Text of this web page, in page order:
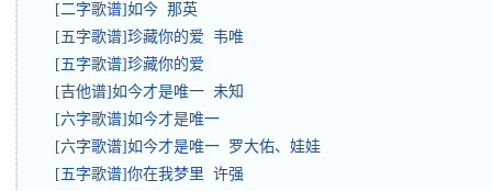
[二字歌谱]如今 那英
[五字歌谱]珍藏你的爱 韦唯
[五字歌谱]珍藏你的爱
[吉他谱]如今才是唯一 未知
[六字歌谱]如今才是唯一
[六字歌谱]如今才是唯一 罗大佑、娃娃
[五字歌谱]你在我梦里 许强